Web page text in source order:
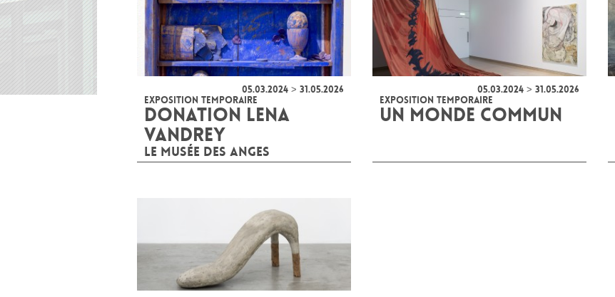
05.03.2024 > 31.05.2026
EXPOSITION TEMPORAIRE
DONATION LENA
VANDREY
LE MUSÉE DES ANGES
05.03.2024 > 31.05.2026
EXPOSITION TEMPORAIRE
UN MONDE COMMUN